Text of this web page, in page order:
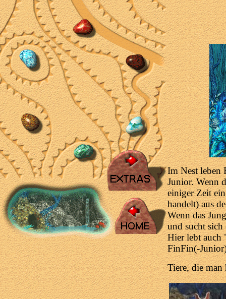
Im Nest leben
Junior. Wenn
einiger Zeit
handelt) aus
Wenn das
und sucht sich
Hier lebt auch
FinFin(-
Tiere, die man